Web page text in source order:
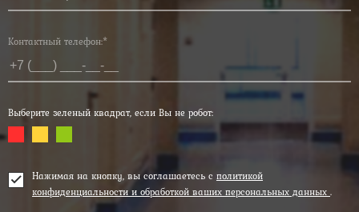
Контактный телефон:*
Выберите зеленый квадрат, если Вы не робот:
Нажимая на кнопку, вы соглашаетесь с политикой
конфиденциальности и обработкой ваших персональных данных .